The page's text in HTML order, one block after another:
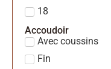
18
Accoudoir
Avec coussins
Fin